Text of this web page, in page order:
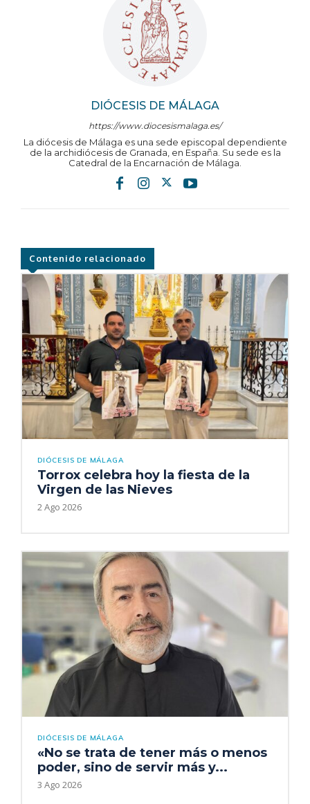
DIÓCESIS DE MÁLAGA
https://www.diocesismalaga.es/
La diócesis de Málaga es una sede episcopal dependiente
de la archidiócesis de Granada, en España. Su sede es la
Catedral de la Encarnación de Málaga.
Contenido relacionado
DIÓCESIS DE MÁLAGA
Torrox celebra hoy la fiesta de la
Virgen de las Nieves
2 Ago 2026
DIÓCESIS DE MÁLAGA
«No se trata de tener más o menos
poder, sino de servir más y...
3 Ago 2026